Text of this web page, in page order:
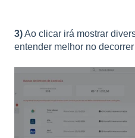
3)Ao clicar irá mostrar
entender melhor no